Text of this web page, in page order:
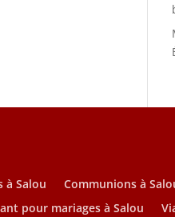
à Salou Communions à
pour mariages à Salou